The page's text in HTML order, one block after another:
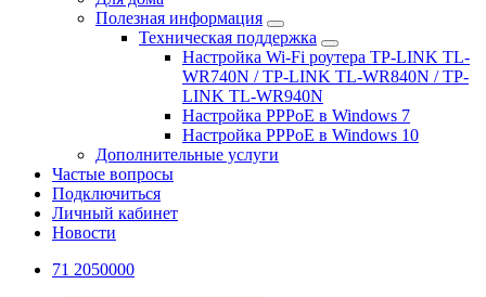
Полезная информация
Техническая поддержка
Настройка Wi-Fi роутера TP-LINK TL-
WR740N / TP-LINK TL-WR840N / TP-
LINK TL-WR940N
Настройка PPPoE в Windows 7
Настройка PPPoE в Windows 10
Дополнительные услуги
Частые вопросы
Подключиться
Личный кабинет
Новости
71 2050000